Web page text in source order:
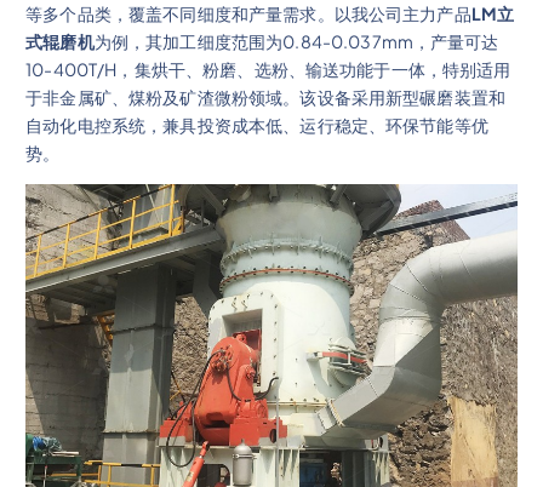
等多个品类，覆盖不同细度和产量需求。以我公司主力产品LM立
式辊磨机为例，其加工细度范围为0.84-0.037mm，产量可达
10-400T/H，集烘干、粉磨、选粉、输送功能于一体，特别适用
于非金属矿、煤粉及矿渣微粉领域。该设备采用新型碾磨装置和
自动化电控系统，兼具投资成本低、运行稳定、环保节能等优
势。